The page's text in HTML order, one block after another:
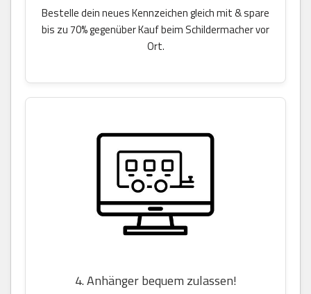
Bestelle dein neues Kennzeichen gleich mit & spare
bis zu 70% gegenüber Kauf beim Schildermacher vor
Ort.
4. Anhänger bequem zulassen!